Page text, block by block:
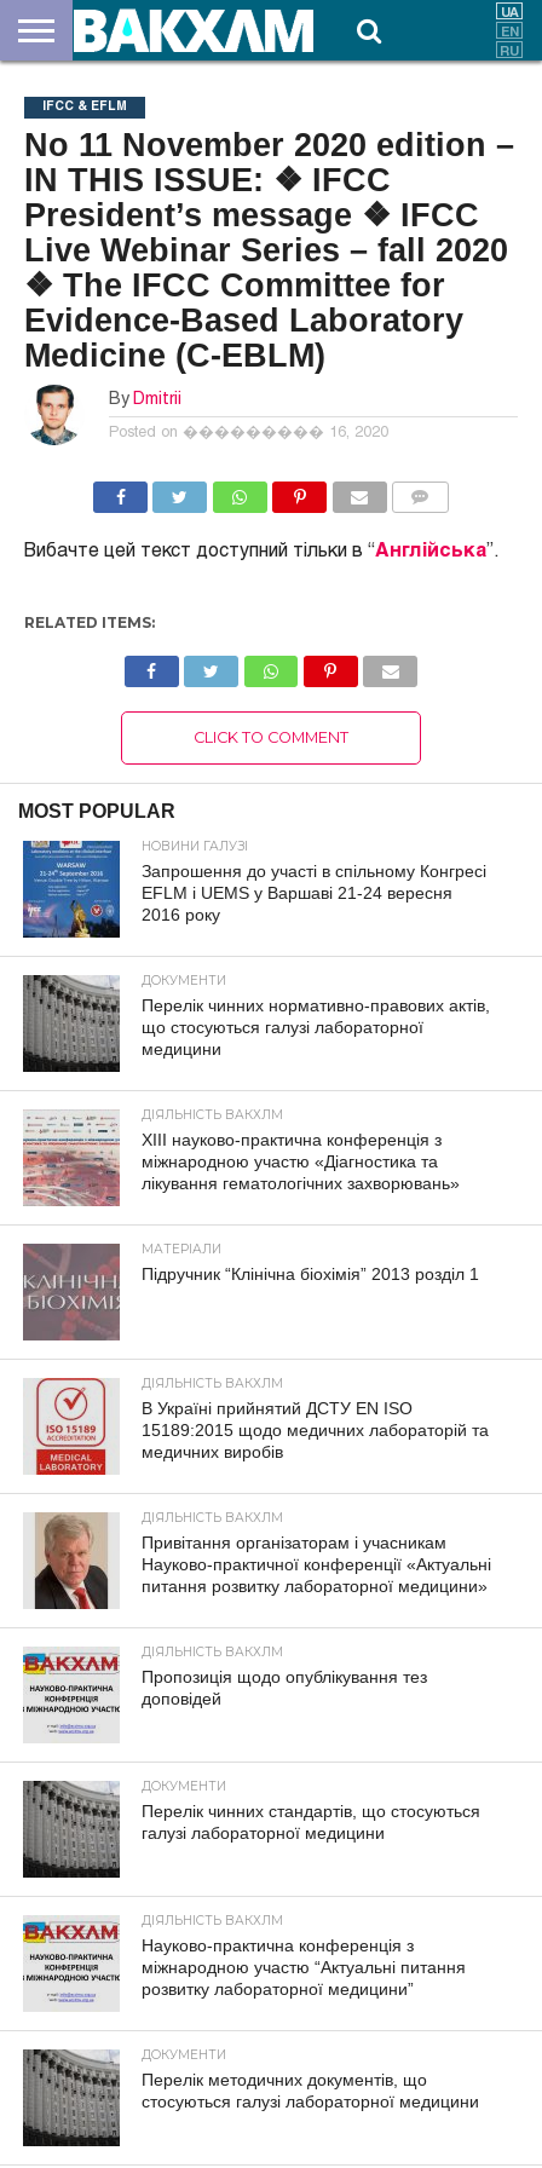
НАС
ВНЕСКИ
ДОКУМЕНТИ
НОВИНИ
КОНТАКТИ
IFCC & EFLM
No 11 November 2020 edition –
IN THIS ISSUE: ❖ IFCC
President’s message ❖ IFCC
Live Webinar Series – fall 2020
❖ The IFCC Committee for
Evidence-Based Laboratory
Medicine (C-EBLM)
By Dmitrii
Posted on ��������� 16, 2020
Вибачте цей текст доступний тільки в “Англійська”.
RELATED ITEMS:
CLICK TO COMMENT
MOST POPULAR
НОВИНИ ГАЛУЗІ
Запрошення до участі в спільному Конгресі
EFLM і UEMS у Варшаві 21-24 вересня
2016 року
ДОКУМЕНТИ
Перелік чинних нормативно-правових актів,
що стосуються галузі лабораторної
медицини
ДІЯЛЬНІСТЬ ВАКХЛМ
XIII науково-практична конференція з
міжнародною участю «Діагностика та
лікування гематологічних захворювань»
МАТЕРІАЛИ
Підручник “Клінічна біохімія” 2013 розділ 1
ДІЯЛЬНІСТЬ ВАКХЛМ
В Україні прийнятий ДСТУ EN ISO
15189:2015 щодо медичних лабораторій та
медичних виробів
ДІЯЛЬНІСТЬ ВАКХЛМ
Привітання організаторам і учасникам
Науково-практичної конференції «Актуальні
питання розвитку лабораторної медицини»
ДІЯЛЬНІСТЬ ВАКХЛМ
Пропозиція щодо опублікування тез
доповідей
ДОКУМЕНТИ
Перелік чинних стандартів, що стосуються
галузі лабораторної медицини
ДІЯЛЬНІСТЬ ВАКХЛМ
Науково-практична конференція з
міжнародною участю “Актуальні питання
розвитку лабораторної медицини”
ДОКУМЕНТИ
Перелік методичних документів, що
стосуються галузі лабораторної медицини